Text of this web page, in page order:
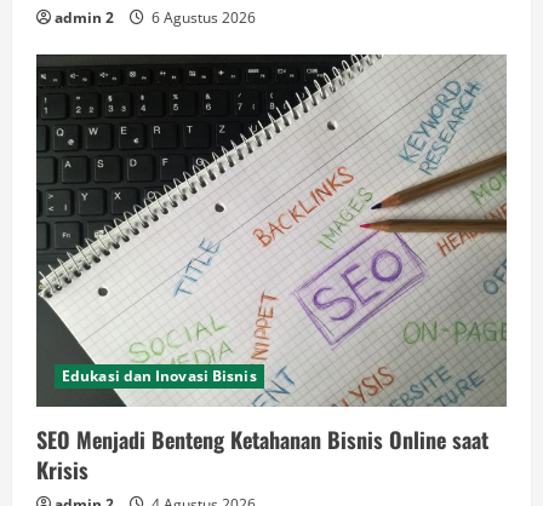
admin 2 6 Agustus 2026
Edukasi dan Inovasi Bisnis
SEO Menjadi Benteng Ketahanan Bisnis Online saat
Krisis